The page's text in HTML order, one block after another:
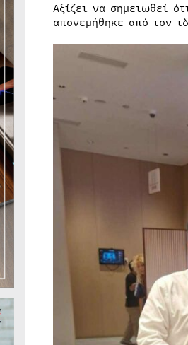
Αξίζει να σημειωθεί
απονεμήθηκε από τον